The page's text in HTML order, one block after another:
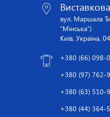
вул. Маршала
"Мінська")
Київ, Україна,
+380 (66) 098-
+380 (97) 762-
+380 (63) 510-
+380 (44) 364-